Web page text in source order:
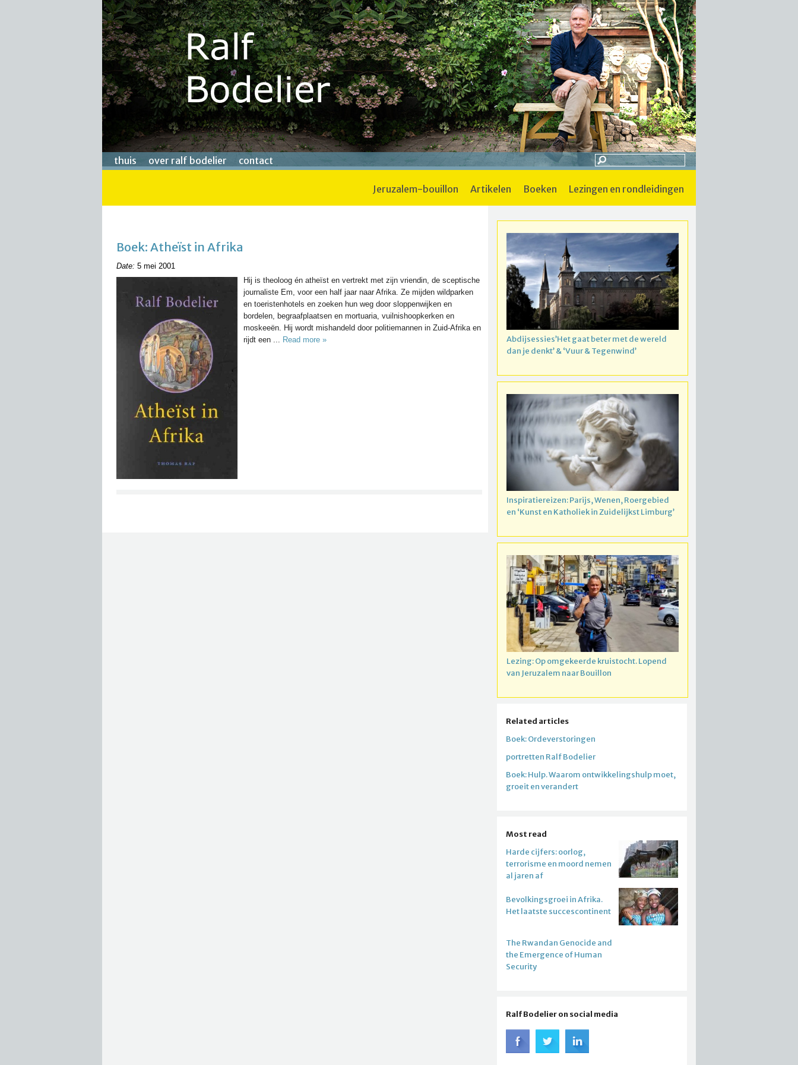
thuis over ralf bodelier contact
jeruzalem-bouillon artikelen boeken lezingen en rondleidingen
Boek: Atheïst in Afrika
Date: 5 mei 2001
Hij is theoloog én atheïst en vertrekt met zijn vriendin, de sceptische
journaliste Em, voor een half jaar naar Afrika. Ze mijden wildparken
en toeristenhotels en zoeken hun weg door sloppenwijken en
bordelen, begraafplaatsen en mortuaria, vuilnishoopkerken en
moskeeën. Hij wordt mishandeld door politiemannen in Zuid-Afrika en
rijdt een ... Read more »
Abdijsessies’Het gaat beter met de wereld
dan je denkt’ & ‘Vuur & Tegenwind’
Inspiratiereizen: Parijs, Wenen, Roergebied
en ‘Kunst en Katholiek in Zuidelijkst Limburg’
Lezing: Op omgekeerde kruistocht. Lopend
van Jeruzalem naar Bouillon
Related articles
Boek: Ordeverstoringen
portretten Ralf Bodelier
Boek: Hulp. Waarom ontwikkelingshulp moet,
groeit en verandert
Most read
Harde cijfers: oorlog,
terrorisme en moord nemen
al jaren af
Bevolkingsgroei in Afrika.
Het laatste succescontinent
The Rwandan Genocide and
the Emergence of Human
Security
Ralf Bodelier on social media